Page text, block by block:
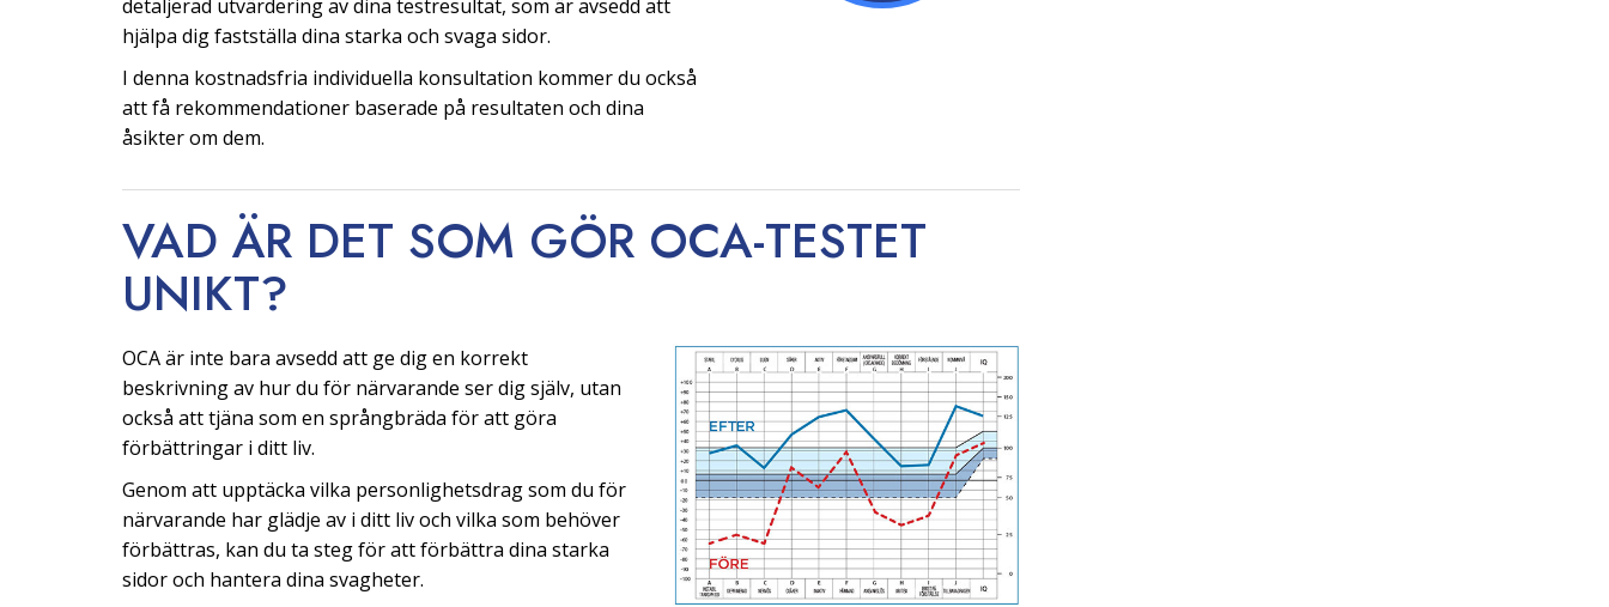
detaljerad utvärdering av dina testresultat, som är avsedd att
hjälpa dig fastställa dina starka och svaga sidor.
I denna kostnadsfria individuella konsultation kommer du också
att få rekommendationer baserade på resultaten och dina
åsikter om dem.
VAD ÄR DET SOM GÖR OCA-TESTET
UNIKT?
OCA är inte bara avsedd att ge dig en korrekt
beskrivning av hur du för närvarande ser dig själv, utan
också att tjäna som en språngbräda för att göra
förbättringar i ditt liv.
Genom att upptäcka vilka personlighetsdrag som du för
närvarande har glädje av i ditt liv och vilka som behöver
förbättras, kan du ta steg för att förbättra dina starka
sidor och hantera dina svagheter.